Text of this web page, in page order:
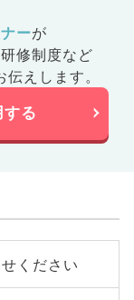
ーが
修制度など
えします。
る
ください